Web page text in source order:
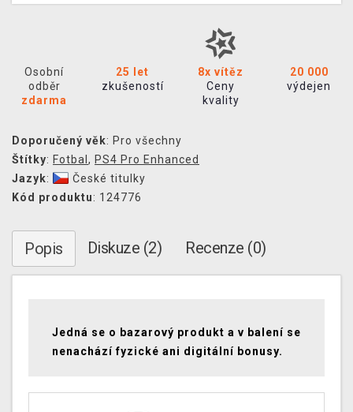
Osobní
odběr
zdarma
25 let
zkušeností
8x vítěz
Ceny
kvality
20 000
výdejen
Doporučený věk: Pro všechny
Štítky: Fotbal , PS4 Pro Enhanced
Jazyk:
České titulky
Kód produktu: 124776
Popis Diskuze (2) Recenze (0)
Jedná se o bazarový produkt a v balení se
nenachází fyzické ani digitální bonusy.